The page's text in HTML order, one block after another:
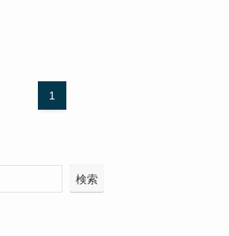
1
検索